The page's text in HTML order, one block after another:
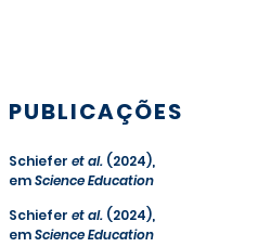
PUBLICAÇÕES
Schiefer et al. (2024),
emScience Education
Schiefer et al. (2024),
emScience Education